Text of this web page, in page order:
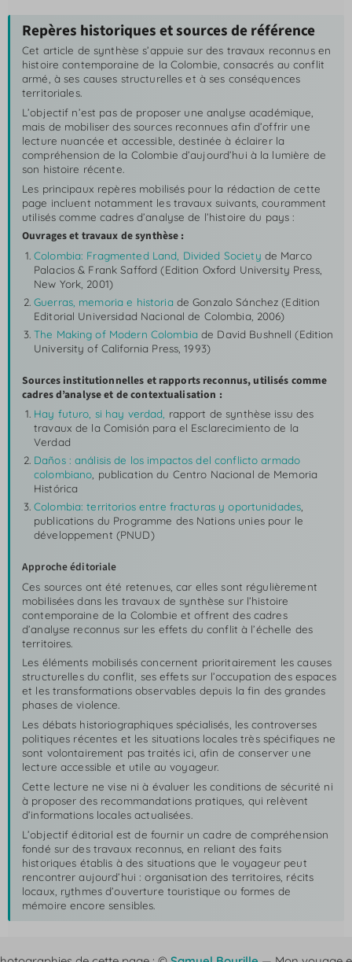
Repères historiques et sources de référence
Cet article de synthèse s’appuie sur des travaux reconnus en
histoire contemporaine de la Colombie, consacrés au conflit
armé, à ses causes structurelles et à ses conséquences
territoriales.
L’objectif n’est pas de proposer une analyse académique,
mais de mobiliser des sources reconnues afin d’offrir une
lecture nuancée et accessible, destinée à éclairer la
compréhension de la Colombie d’aujourd’hui à la lumière de
son histoire récente.
Les principaux repères mobilisés pour la rédaction de cette
page incluent notamment les travaux suivants, couramment
utilisés comme cadres d’analyse de l’histoire du pays :
Ouvrages et travaux de synthèse :
Colombia: Fragmented Land, Divided Society de Marco
Palacios & Frank Safford (Edition Oxford University Press,
New York, 2001)
Guerras, memoria e historia de Gonzalo Sánchez (Edition
Editorial Universidad Nacional de Colombia, 2006)
The Making of Modern Colombia de David Bushnell (Edition
University of California Press, 1993)
Sources institutionnelles et rapports reconnus, utilisés comme
cadres d’analyse et de contextualisation :
Hay futuro, si hay verdad, rapport de synthèse issu des
travaux de la Comisión para el Esclarecimiento de la
Verdad
Daños : análisis de los impactos del conflicto armado
colombiano, publication du Centro Nacional de Memoria
Histórica
Colombia: territorios entre fracturas y oportunidades,
publications du Programme des Nations unies pour le
développement (PNUD)
Approche éditoriale
Ces sources ont été retenues, car elles sont régulièrement
mobilisées dans les travaux de synthèse sur l’histoire
contemporaine de la Colombie et offrent des cadres
d’analyse reconnus sur les effets du conflit à l’échelle des
territoires.
Les éléments mobilisés concernent prioritairement les causes
structurelles du conflit, ses effets sur l’occupation des espaces
et les transformations observables depuis la fin des grandes
phases de violence.
Les débats historiographiques spécialisés, les controverses
politiques récentes et les situations locales très spécifiques ne
sont volontairement pas traités ici, afin de conserver une
lecture accessible et utile au voyageur.
Cette lecture ne vise ni à évaluer les conditions de sécurité ni
à proposer des recommandations pratiques, qui relèvent
d’informations locales actualisées.
L’objectif éditorial est de fournir un cadre de compréhension
fondé sur des travaux reconnus, en reliant des faits
historiques établis à des situations que le voyageur peut
rencontrer aujourd’hui : organisation des territoires, récits
locaux, rythmes d’ouverture touristique ou formes de
mémoire encore sensibles.